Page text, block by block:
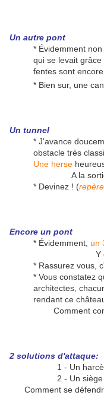
Un autre pont
* Évidemment non
qui se levait
fentes sont encore
* Bien sur, une
Un tunnel
* J'avance
obstacle très
Une herse
A la
* Devinez ! (
Encore un pont
* Évidemment, un
Y
* Rassurez vous,
* Vous constatez
architectes,
rendant ce
Comment
2 solutions d'attaque:
1 - Un
2 - Un
Comment se